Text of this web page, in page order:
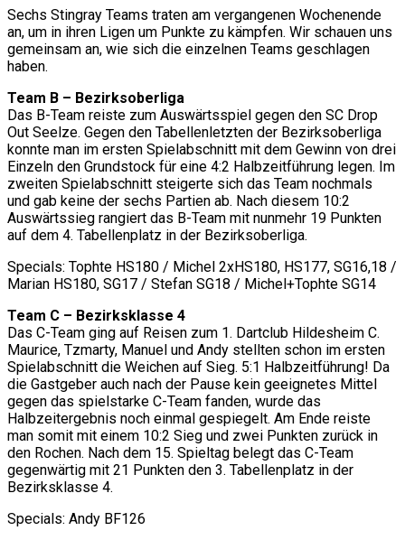
Sechs Stingray Teams traten am vergangenen Wochenende
an, um in ihren Ligen um Punkte zu kämpfen. Wir schauen uns
gemeinsam an, wie sich die einzelnen Teams geschlagen
haben.
Team B – Bezirksoberliga
Das B-Team reiste zum Auswärtsspiel gegen den SC Drop
Out Seelze. Gegen den Tabellenletzten der Bezirksoberliga
konnte man im ersten Spielabschnitt mit dem Gewinn von drei
Einzeln den Grundstock für eine 4:2 Halbzeitführung legen. Im
zweiten Spielabschnitt steigerte sich das Team nochmals
und gab keine der sechs Partien ab. Nach diesem 10:2
Auswärtssieg rangiert das B-Team mit nunmehr 19 Punkten
auf dem 4. Tabellenplatz in der Bezirksoberliga.
Specials: Tophte HS180 / Michel 2xHS180, HS177, SG16,18 /
Marian HS180, SG17 / Stefan SG18 / Michel+Tophte SG14
Team C – Bezirksklasse 4
Das C-Team ging auf Reisen zum 1. Dartclub Hildesheim C.
Maurice, Tzmarty, Manuel und Andy stellten schon im ersten
Spielabschnitt die Weichen auf Sieg. 5:1 Halbzeitführung! Da
die Gastgeber auch nach der Pause kein geeignetes Mittel
gegen das spielstarke C-Team fanden, wurde das
Halbzeitergebnis noch einmal gespiegelt. Am Ende reiste
man somit mit einem 10:2 Sieg und zwei Punkten zurück in
den Rochen. Nach dem 15. Spieltag belegt das C-Team
gegenwärtig mit 21 Punkten den 3. Tabellenplatz in der
Bezirksklasse 4.
Specials: Andy BF126